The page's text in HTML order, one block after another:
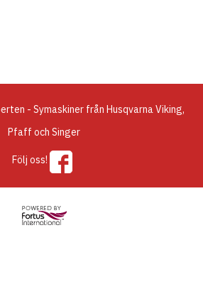
- Symaskiner från Husqvarna Viking,
Pfaff och Singer
Följ oss!